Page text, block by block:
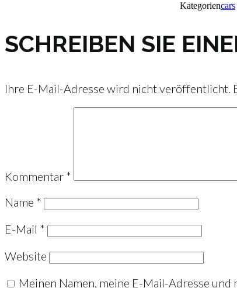
Kategoriencars
SCHREIBEN SIE
Ihre E-Mail-Adresse wird nicht veröffentlicht.
Kommentar *
Name *
E-Mail *
Website
Meinen Namen, meine E-Mail-Adresse